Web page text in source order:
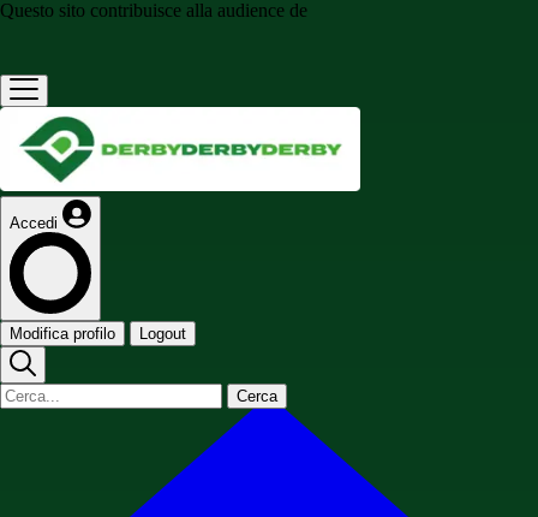
Questo sito contribuisce alla audience de
Accedi
Modifica profilo Logout
Cerca